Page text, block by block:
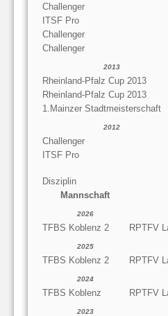
Challenger
ITSF Pro
Challenger
Challenger
2013
Rheinland-Pfalz Cup 2013
Rheinland-Pfalz Cup 2013
1.Mainzer Stadtmeisterschaft
2012
Challenger
ITSF Pro
Disziplin
Mannschaft
2026
TFBS Koblenz 2 RPTFV
2025
TFBS Koblenz 2 RPTFV
2024
TFBS Koblenz RPTFV
2023